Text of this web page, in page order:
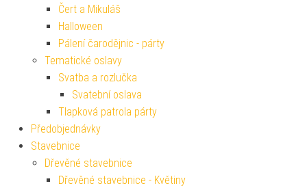
Čert a Mikuláš
Halloween
Pálení čarodějnic - párty
Tematické oslavy
Svatba a rozlučka
Svatební oslava
Tlapková patrola párty
Předobjednávky
Stavebnice
Dřevěné stavebnice
Dřevěné stavebnice - Květiny